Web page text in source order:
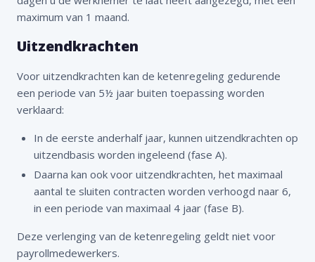
maximum van 1 maand.
Uitzendkrachten
Voor uitzendkrachten kan de ketenregeling gedurende
een periode van 5½ jaar buiten toepassing worden
verklaard:
In de eerste anderhalf jaar, kunnen uitzendkrachten op
uitzendbasis worden ingeleend (fase A).
Daarna kan ook voor uitzendkrachten, het maximaal
aantal te sluiten contracten worden verhoogd naar 6,
in een periode van maximaal 4 jaar (fase B).
Deze verlenging van de ketenregeling geldt niet voor
payrollmedewerkers.